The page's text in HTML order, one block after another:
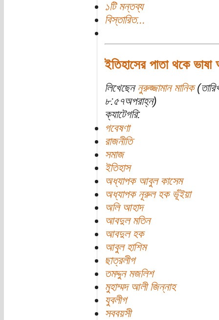
১টি মন্তব্য
বিস্তারিত...
ইতিহাসের পাতা থকে ভাষা
লিখেছেন নুরুজ্জামান মানিক
৮:৫৭অপরাহ্ন)
ক্যাটেগরি:
গবেষণা
রাজনীতি
সমাজ
ইতিহাস
অধ্যাপক আবুল কাসেম
অধ্যাপক নূরুল হক ভূঁইয়া
অলি আহাদ
আবদুল মতিন
আবদুল হক
আবুল হাশিম
ছাত্রলীগ
তমদ্দুন মজলিশ
মুহাম্মদ আলী জিন্নাহ
যুবলীগ
সববয়সী